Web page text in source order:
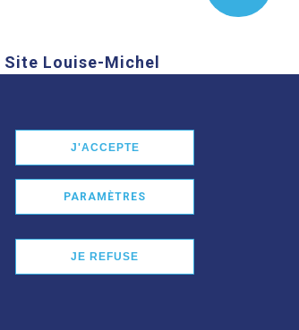
Site Louise-Michel
En savoir plus
J'ACCEPTE
PARAMÈTRES
JE REFUSE